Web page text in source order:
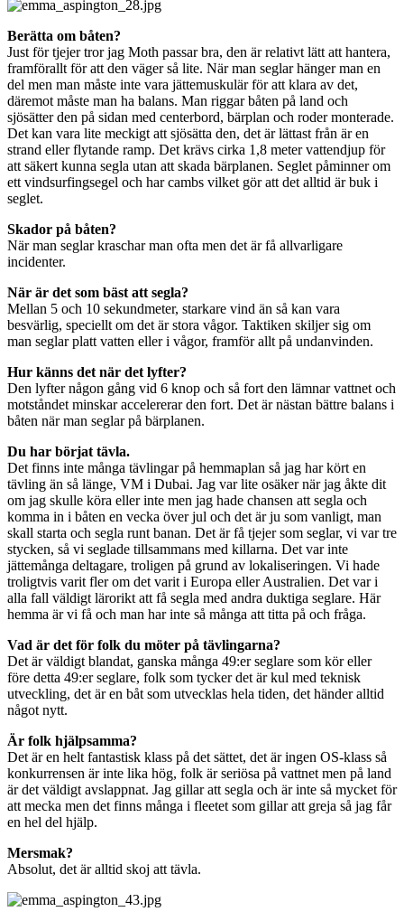
Berätta om båten?
Just för tjejer tror jag Moth passar bra, den är relativt lätt att hantera,
framförallt för att den väger så lite. När man seglar hänger man en
del men man måste inte vara jättemuskulär för att klara av det,
däremot måste man ha balans. Man riggar båten på land och
sjösätter den på sidan med centerbord, bärplan och roder monterade.
Det kan vara lite meckigt att sjösätta den, det är lättast från är en
strand eller flytande ramp. Det krävs cirka 1,8 meter vattendjup för
att säkert kunna segla utan att skada bärplanen. Seglet påminner om
ett vindsurfingsegel och har cambs vilket gör att det alltid är buk i
seglet.
Skador på båten?
När man seglar kraschar man ofta men det är få allvarligare
incidenter.
När är det som bäst att segla?
Mellan 5 och 10 sekundmeter, starkare vind än så kan vara
besvärlig, speciellt om det är stora vågor. Taktiken skiljer sig om
man seglar platt vatten eller i vågor, framför allt på undanvinden.
Hur känns det när det lyfter?
Den lyfter någon gång vid 6 knop och så fort den lämnar vattnet och
motståndet minskar accelererar den fort. Det är nästan bättre balans i
båten när man seglar på bärplanen.
Du har börjat tävla.
Det finns inte många tävlingar på hemmaplan så jag har kört en
tävling än så länge, VM i Dubai. Jag var lite osäker när jag åkte dit
om jag skulle köra eller inte men jag hade chansen att segla och
komma in i båten en vecka över jul och det är ju som vanligt, man
skall starta och segla runt banan. Det är få tjejer som seglar, vi var tre
stycken, så vi seglade tillsammans med killarna. Det var inte
jättemånga deltagare, troligen på grund av lokaliseringen. Vi hade
troligtvis varit fler om det varit i Europa eller Australien. Det var i
alla fall väldigt lärorikt att få segla med andra duktiga seglare. Här
hemma är vi få och man har inte så många att titta på och fråga.
Vad är det för folk du möter på tävlingarna?
Det är väldigt blandat, ganska många 49:er seglare som kör eller
före detta 49:er seglare, folk som tycker det är kul med teknisk
utveckling, det är en båt som utvecklas hela tiden, det händer alltid
något nytt.
Är folk hjälpsamma?
Det är en helt fantastisk klass på det sättet, det är ingen OS-klass så
konkurrensen är inte lika hög, folk är seriösa på vattnet men på land
är det väldigt avslappnat. Jag gillar att segla och är inte så mycket för
att mecka men det finns många i fleetet som gillar att greja så jag får
en hel del hjälp.
Mersmak?
Absolut, det är alltid skoj att tävla.